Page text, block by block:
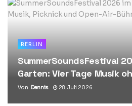
BERLIN
SummerSoundsFestival
Garten: Vier Tage Musik
Von Dennis 28. Juli 2026